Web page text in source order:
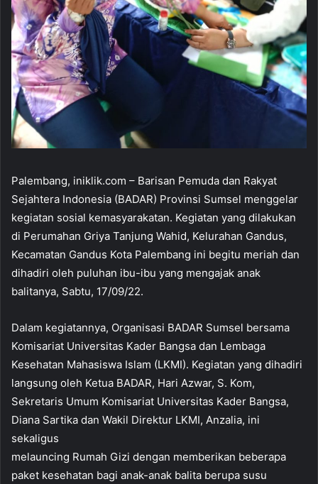
Palembang, iniklik.com – Barisan Pemuda dan Rakyat
Sejahtera Indonesia (BADAR) Provinsi Sumsel menggelar
kegiatan sosial kemasyarakatan. Kegiatan yang dilakukan
di Perumahan Griya Tanjung Wahid, Kelurahan Gandus,
Kecamatan Gandus Kota Palembang ini begitu meriah dan
dihadiri oleh puluhan ibu-ibu yang mengajak anak
balitanya, Sabtu, 17/09/22.
Dalam kegiatannya, Organisasi BADAR Sumsel bersama
Komisariat Universitas Kader Bangsa dan Lembaga
Kesehatan Mahasiswa Islam (LKMI). Kegiatan yang dihadiri
langsung oleh Ketua BADAR, Hari Azwar, S. Kom,
Sekretaris Umum Komisariat Universitas Kader Bangsa,
Diana Sartika dan Wakil Direktur LKMI, Anzalia, ini
sekaligus
melauncing Rumah Gizi dengan memberikan beberapa
paket kesehatan bagi anak-anak balita berupa susu